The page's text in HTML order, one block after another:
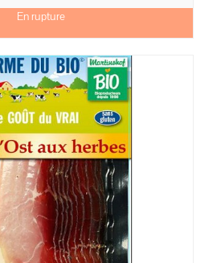
En rupture